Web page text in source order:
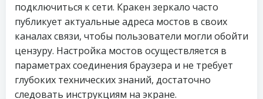
подключиться к сети. Кракен зеркало часто
публикует актуальные адреса мостов в своих
каналах связи, чтобы пользователи могли обойти
цензуру. Настройка мостов осуществляется в
параметрах соединения браузера и не требует
глубоких технических знаний, достаточно
следовать инструкциям на экране.